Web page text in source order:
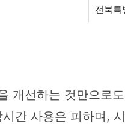
전북
개선하는 것만으로
간 사용은 피하며,